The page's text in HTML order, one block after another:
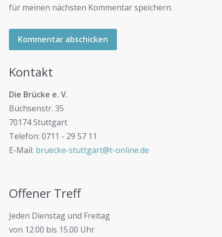
für meinen nächsten Kommentar speichern.
Kontakt
Die Brücke e. V.
Büchsenstr. 35
70174 Stuttgart
Telefon: 0711 - 29 57 11
E-Mail: bruecke-stuttgart@t-online.de
Offener Treff
Jeden Dienstag und Freitag
von 12.00 bis 15.00 Uhr